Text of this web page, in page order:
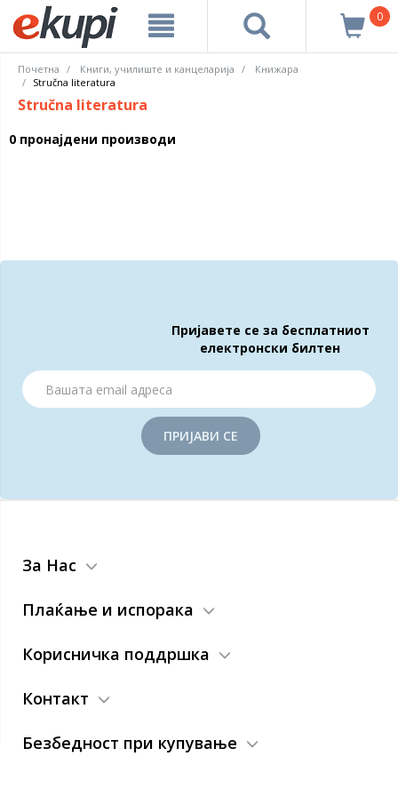
0
Почетна Книги, училиште и канцеларија
Книжара
Stručna literatura
Stručna literatura
0 пронајдени производи
Пријавете се за бесплатниот
електронски билтен
ПРИЈАВИ СЕ
За Нас
Плаќање и испорака
Корисничка поддршка
Контакт
Безбедност при купување